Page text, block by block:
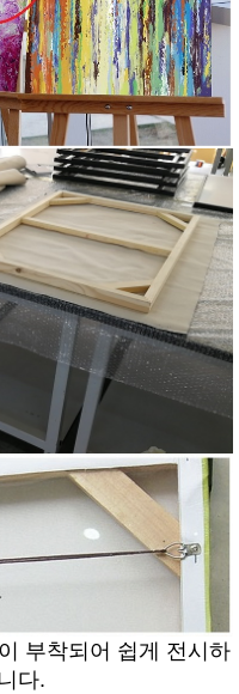
부착되어 쉽게 전시하
다.